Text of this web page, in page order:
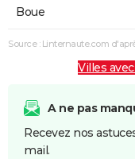
Boue
Source : Linternaute.com
Villes
A ne pas
Recevez nos
mail.